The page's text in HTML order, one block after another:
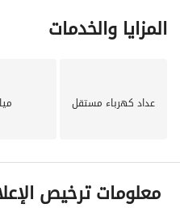
المزايا والخدمات
عداد كهرباء مستقل
معلومات ترخيص